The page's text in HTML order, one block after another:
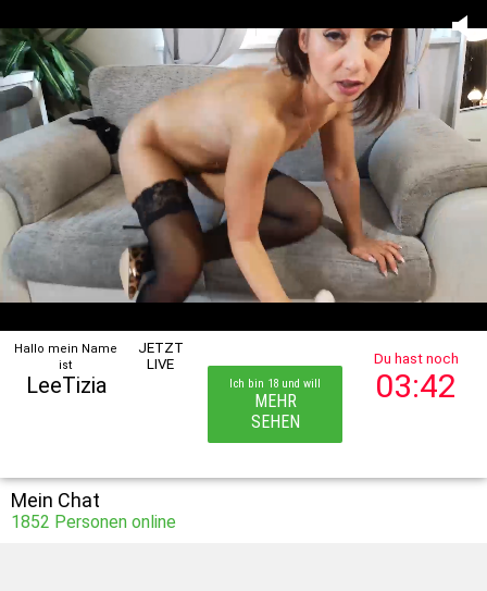
Hallo mein Name
ist
LeeTizia
JETZT
LIVE
Ich bin 18 und will
MEHR
SEHEN
Du hast noch
03:42
Mein Chat
1852 Personen online